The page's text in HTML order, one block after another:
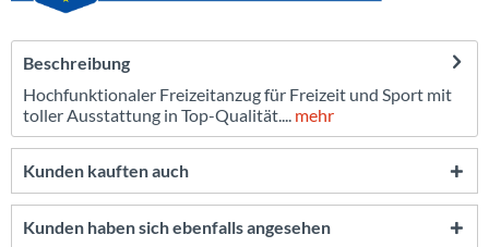
Beschreibung
Hochfunktionaler Freizeitanzug für Freizeit und Sport mit
toller Ausstattung in Top-Qualität.... mehr
Kunden kauften auch
Kunden haben sich ebenfalls angesehen